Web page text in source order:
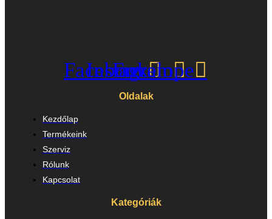
Facebook
Instagram
Envelope
Oldalak
Kezdőlap
Termékeink
Szerviz
Rólunk
Kapcsolat
Kategóriák